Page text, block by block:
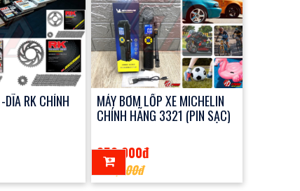
DĨA RK CHÍNH
MÁY BƠM LỐP XE MICHELIN
CHÍNH HÃNG 3321 (PIN SẠC)
850,000đ
990,000đ